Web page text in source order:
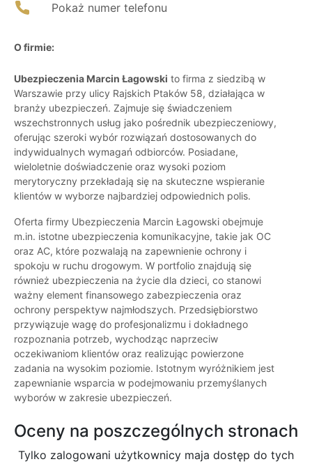
Pokaż numer telefonu
O firmie:
Ubezpieczenia Marcin Łagowski to firma z siedzibą w
Warszawie przy ulicy Rajskich Ptaków 58, działająca w
branży ubezpieczeń. Zajmuje się świadczeniem
wszechstronnych usług jako pośrednik ubezpieczeniowy,
oferując szeroki wybór rozwiązań dostosowanych do
indywidualnych wymagań odbiorców. Posiadane,
wieloletnie doświadczenie oraz wysoki poziom
merytoryczny przekładają się na skuteczne wspieranie
klientów w wyborze najbardziej odpowiednich polis.
Oferta firmy Ubezpieczenia Marcin Łagowski obejmuje
m.in. istotne ubezpieczenia komunikacyjne, takie jak OC
oraz AC, które pozwalają na zapewnienie ochrony i
spokoju w ruchu drogowym. W portfolio znajdują się
również ubezpieczenia na życie dla dzieci, co stanowi
ważny element finansowego zabezpieczenia oraz
ochrony perspektyw najmłodszych. Przedsiębiorstwo
przywiązuje wagę do profesjonalizmu i dokładnego
rozpoznania potrzeb, wychodząc naprzeciw
oczekiwaniom klientów oraz realizując powierzone
zadania na wysokim poziomie. Istotnym wyróżnikiem jest
zapewnianie wsparcia w podejmowaniu przemyślanych
wyborów w zakresie ubezpieczeń.
Oceny na poszczególnych stronach
Tylko zalogowani użytkownicy maja dostęp do tych